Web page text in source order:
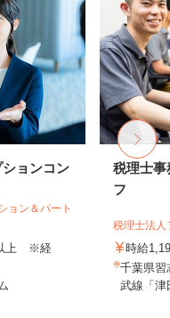
ョンコン
ョン＆パート
以上 ※経
税理士事
フ
税理士法人
時給
千葉県習
武線「津